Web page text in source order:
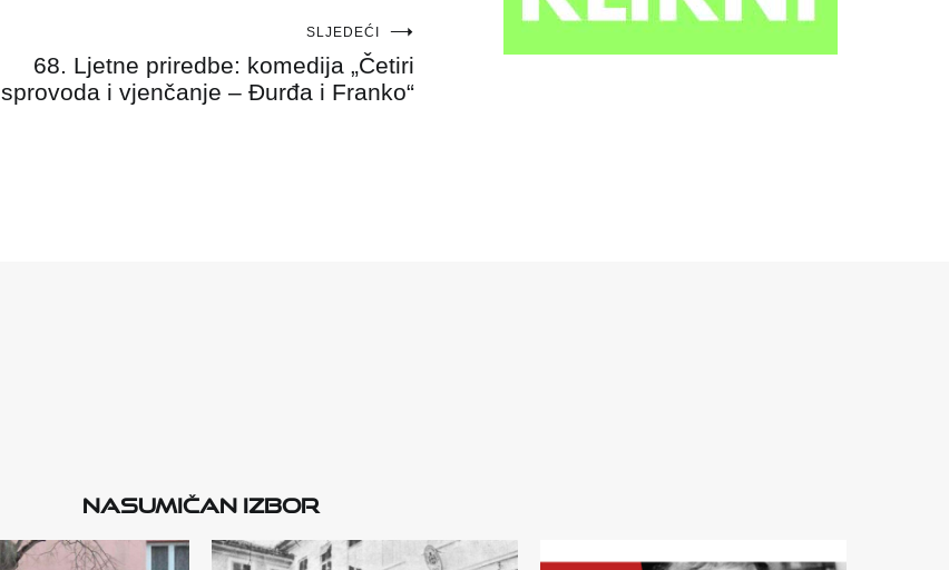
SLJEDEĆI
68. Ljetne priredbe: komedija „Četiri
sprovoda i vjenčanje – Đurđa i Franko“
Nasumičan izbor